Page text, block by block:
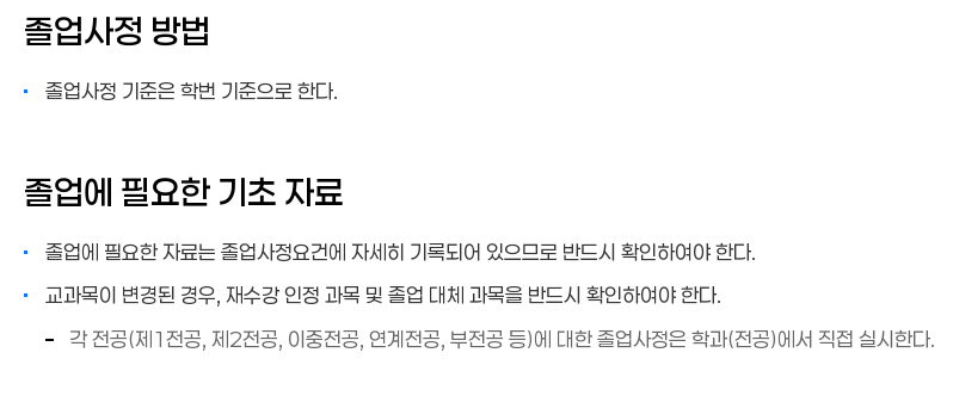
졸업사정 방법
졸업사정 기준은 학번 기준으로 한다.
졸업에 필요한 기초 자료
졸업에 필요한 자료는 졸업사정요건에 자세히 기록되어 있으므로 반드시 확인하여야 한다.
교과목이 변경된 경우, 재수강 인정 과목 및 졸업 대체 과목을 반드시 확인하여야 한다.
각 전공(제1전공, 제2전공, 이중전공, 연계전공, 부전공 등)에 대한 졸업사정은 학과(전공)에서 직접 실시한다.